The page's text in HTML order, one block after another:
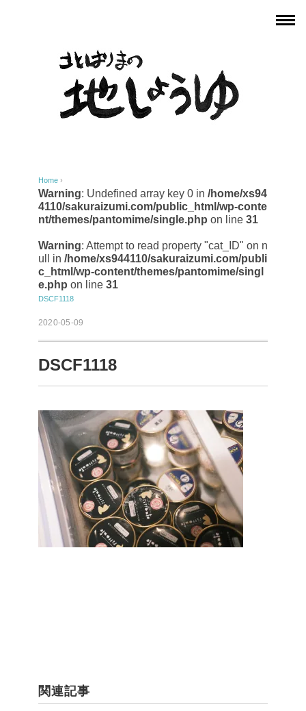
Home ›
Warning: Undefined array key 0 in /home/xs94
4110/sakuraizumi.com/public_html/wp-conte
nt/themes/pantomime/single.php on line 31
Warning: Attempt to read property "cat_ID" on n
ull in /home/xs944110/sakuraizumi.com/publi
c_html/wp-content/themes/pantomime/singl
e.php on line 31
DSCF1118
2020-05-09
DSCF1118
関連記事